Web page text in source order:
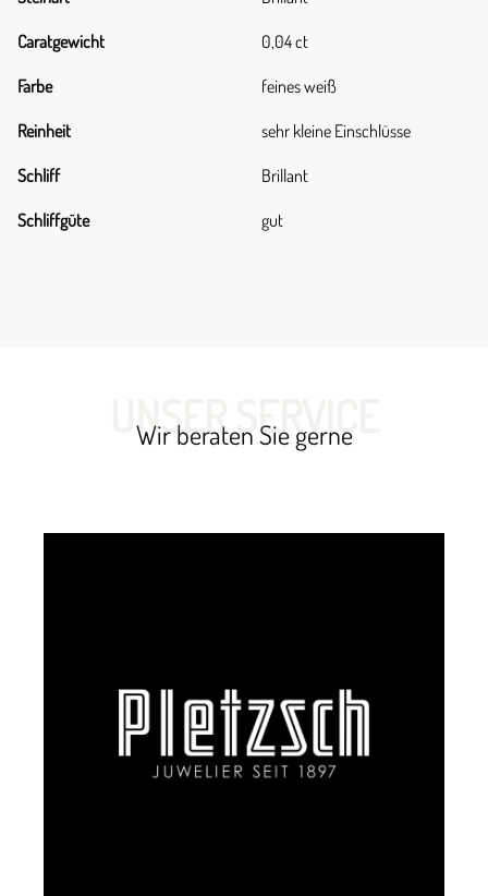
Caratgewicht 0,04 ct
Farbe feines weiß
Reinheit sehr kleine Einschlüsse
Schliff Brillant
Schliffgüte gut
UNSER SERVICE
Wir beraten Sie gerne